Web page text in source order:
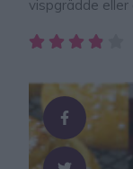
vispgrädde eller
barn har
jordgubbssylt
för Lindas nya,
suverän att …